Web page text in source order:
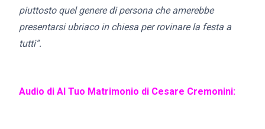
piuttosto quel genere di persona che amerebbe
presentarsi ubriaco in chiesa per rovinare la festa a
tutti”.
Audio di Al Tuo Matrimonio di Cesare Cremonini: